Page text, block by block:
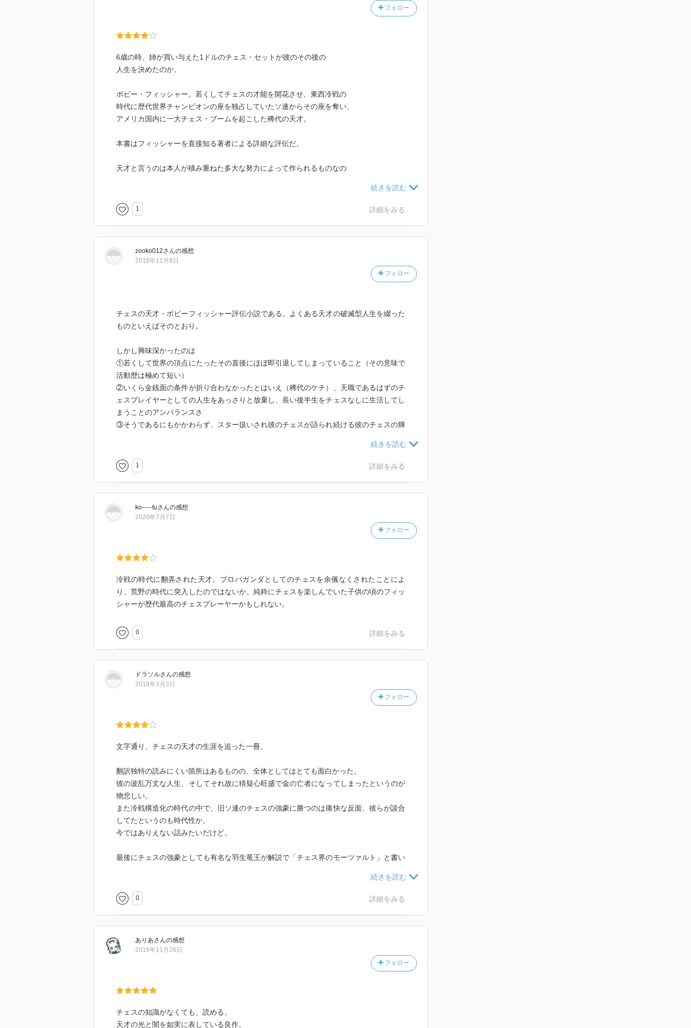
フォロー
6歳の時、姉が買い与えた1ドルのチェス・セットが彼のその後の
人生を決めたのか。
ボビー・フィッシャー。若くしてチェスの才能を開花させ、東西冷戦の
時代に歴代世界チャンピオンの座を独占していたソ連からその座を奪い、
アメリカ国内に一大チェス・ブームを起こした稀代の天才。
本書はフィッシャーを直接知る著者による詳細な評伝だ。
天才と言うのは本人が積み重ねた多大な努力によって作られるものなの
金銭への執着は貧しかった幼い頃のトラウマなのだろうが、引退と復帰
して入国管理法違反の疑いで身柄を拘束される。この時も彼を支援
する人々が八方手を尽くし、アイスランドが彼を受け入れることに
このアイスランドが、フィッシャーの終焉の地となる。奇矯と映る
振る舞いと辛辣な言葉、他を寄せ付けないチェスの才能を持った男は
その死後に遺産相続の問題を残してアイスランドの地に眠っている。
面倒な天才だったんだなと思う。それでもチェスの神様は彼を愛した。
そして、1972年の対局でフィッシャーに世界チャンピオンの座を奪わ
1 詳細をみる
zooko012さんの感想
フォロー
2016年11月8日
チェスの天才・ボビーフィッシャー評伝小説である。よくある天才の破滅型人生を綴った
ものといえばそのとおり。
しかし興味深かったのは
①若くして世界の頂点にたったその直後にほぼ即引退してしまっていること（その意味で
活動歴は極めて短い）
②いくら金銭面の条件が折り合わなかったとはいえ（稀代のケチ）、天職であるはずのチ
ェスプレイヤーとしての人生をあっさりと放棄し、長い後半生をチェスなしに生活してし
まうことのアンバランスさ
③そうであるにもかかわらず、スター扱いされ彼のチェスが語られ続ける彼のチェスの輝
そのほか、４９歳で１７歳の少女に真剣に恋をしたりとか、日本で逮捕された経緯とか、
日本人妻とか、反ユダヤ的言動とか。興味のある要素は満載。本人には怒られそうだが、
ただ改めて、盤上で革新・戦闘的でありながら、誰よりもジェントルマンである、天才・
1 詳細をみる
ko-----tuさんの感想
フォロー
2020年7月7日
冷戦の時代に翻弄された天才。プロバガンダとしてのチェスを余儀なくされたことによ
り、荒野の時代に突入したのではないか。純粋にチェスを楽しんでいた子供の頃のフィッ
シャーが歴代最高のチェスプレーヤーかもしれない。
0 詳細をみる
ドラソルさんの感想
フォロー
2018年3月3日
文字通り、チェスの天才の生涯を追った一冊。
翻訳独特の読みにくい箇所はあるものの、全体としてはとても面白かった。
彼の波乱万丈な人生、そしてそれ故に猜疑心旺盛で金の亡者になってしまったというのが
物悲しい。
また冷戦構造化の時代の中で、旧ソ連のチェスの強豪に勝つのは痛快な反面、彼らが談合
してたというのも時代性か。
今ではありえない話みたいだけど。
最後にチェスの強豪としても有名な羽生竜王が解説で「チェス界のモーツァルト」と書い
その心は、誰もが認める天才、天才性がわかりやすい、その能力と別の部分のギャップ、
だとか。
0 詳細をみる
ありあさんの感想
フォロー
2016年11月26日
チェスの知識がなくても、読める。
天才の光と闇を如実に表している良作。